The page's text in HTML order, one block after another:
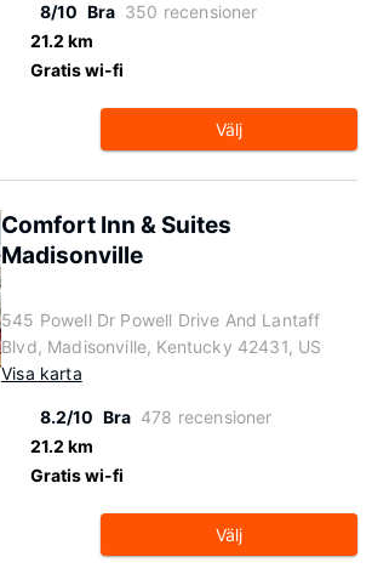
8/10 Bra 350 recensioner
21.2 km
Gratis wi-fi
Välj
Comfort Inn & Suites
Madisonville
545 Powell Dr Powell Drive And Lantaff
Blvd, Madisonville, Kentucky 42431, US
Visa karta
8.2/10 Bra 478 recensioner
21.2 km
Gratis wi-fi
Välj